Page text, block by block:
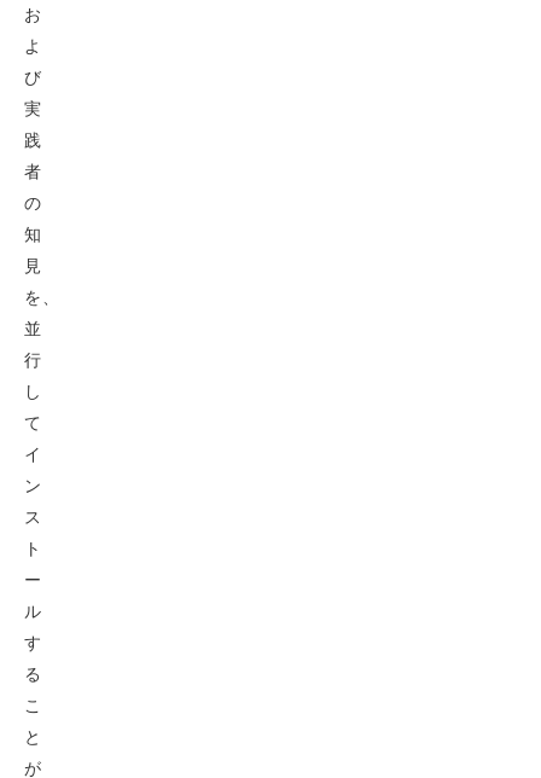
お
よ
び
実
践
者
の
知
見
を、
並
行
し
て
イ
ン
ス
ト
ー
ル
す
る
こ
と
が